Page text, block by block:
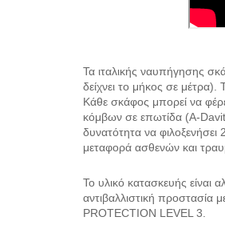
Τα ιταλικής ναυπήγησης
δείχνει το μήκος σε
Κάθε σκάφος μπορεί να
κόμβων σε επωτίδα (A-
δυνατότητα να φιλοξενήσει
μεταφορά ασθενών και
Το υλικό κατασκευής είναι
αντιβαλλιστική
PROTECTION LEVEL 3.